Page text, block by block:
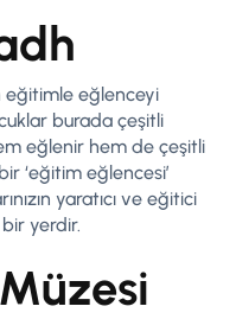
eğitimle eğlenceyi
burada çeşitli
eğlenir hem de çeşitli
‘eğitim eğlencesi’
yaratıcı ve eğitici
yerdir.